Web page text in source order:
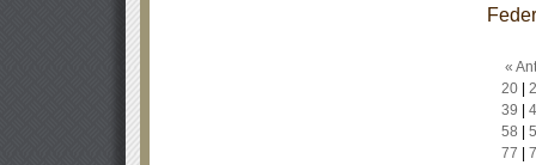
«
20|
39
58
77